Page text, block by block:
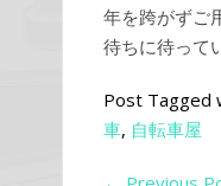
年を跨がずご
待ちに待って
Post Tagged
車, 自転車屋